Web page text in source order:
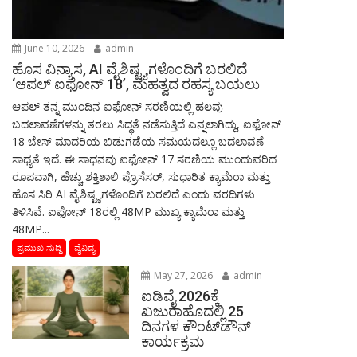
June 10, 2026 admin
ಹೊಸ ವಿನ್ಯಾಸ, AI ವೈಶಿಷ್ಟ್ಯಗಳೊಂದಿಗೆ ಬರಲಿದೆ
‘ಆಪಲ್ ಐಫೋನ್ 18’, ಮಹತ್ವದ ರಹಸ್ಯ ಬಯಲು
ಆಪಲ್ ತನ್ನ ಮುಂದಿನ ಐಫೋನ್ ಸರಣಿಯಲ್ಲಿ ಹಲವು
ಬದಲಾವಣೆಗಳನ್ನು ತರಲು ಸಿದ್ಧತೆ ನಡೆಸುತ್ತಿದೆ ಎನ್ನಲಾಗಿದ್ದು, ಐಫೋನ್
18 ಬೇಸ್ ಮಾದರಿಯ ಬಿಡುಗಡೆಯ ಸಮಯದಲ್ಲೂ ಬದಲಾವಣೆ
ಸಾಧ್ಯತೆ ಇದೆ. ಈ ಸಾಧನವು ಐಫೋನ್ 17 ಸರಣಿಯ ಮುಂದುವರಿದ
ರೂಪವಾಗಿ, ಹೆಚ್ಚು ಶಕ್ತಿಶಾಲಿ ಪ್ರೊಸೆಸರ್, ಸುಧಾರಿತ ಕ್ಯಾಮೆರಾ ಮತ್ತು
ಹೊಸ ಸಿರಿ AI ವೈಶಿಷ್ಟ್ಯಗಳೊಂದಿಗೆ ಬರಲಿದೆ ಎಂದು ವರದಿಗಳು
ತಿಳಿಸಿವೆ. ಐಫೋನ್ 18ರಲ್ಲಿ 48MP ಮುಖ್ಯ ಕ್ಯಾಮೆರಾ ಮತ್ತು
48MP...
ಪ್ರಮುಖ ಸುದ್ದಿ ವೈವಿದ್ಯ
May 27, 2026 admin
ಐಡಿವೈ 2026ಕ್ಕೆ
ಖಜುರಾಹೊದಲ್ಲಿ 25
ದಿನಗಳ ಕೌಂಟ್‌ಡೌನ್
ಕಾರ್ಯಕ್ರಮ